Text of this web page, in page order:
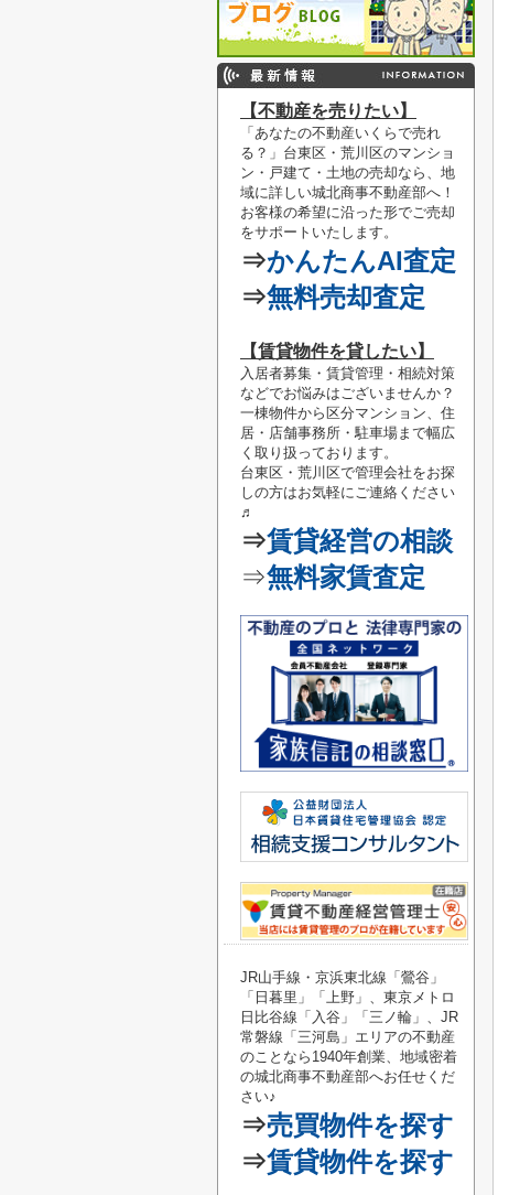
【不動産を売りたい】
「あなたの不動産いくらで売れ
る？」 台東区・荒川区のマンショ
ン・戸建て・土地の売却なら、地
域に詳しい城北商事不動産部へ！
お客様の希望に沿った形でご売却
をサポートいたします。
⇒かんたんAI査定
⇒無料売却査定
【賃貸物件を貸したい】
入居者募集・賃貸管理・相続対策
などでお悩みはございませんか？
一棟物件から区分マンション、住
居・店舗事務所・駐車場まで幅広
く取り扱っております。
台東区・荒川区で管理会社をお探
しの方はお気軽にご連絡 ください
♬
⇒賃貸経営の相談
⇒無料家賃査定
JR山手線・京浜東北線「鶯谷 」
「 日暮里 」「 上野 」、東京メトロ
日比谷線「 入谷 」「 三ノ輪 」、JR
常磐線「 三河島 」エリアの不動産
のことなら1940年創業、地域密着
の城北商事不動産部へお任せくだ
さい♪
⇒売買物件を探す
⇒賃貸物件を探す